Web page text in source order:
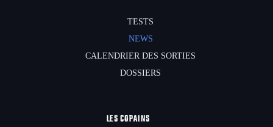
TESTS
NEWS
CALENDRIER DES SORTIES
DOSSIERS
LES COPAINS